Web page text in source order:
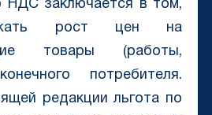
НДС заключается в том,
рост цен на
товары (работы,
потребителя.
редакции льгота по